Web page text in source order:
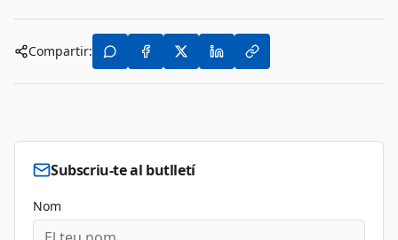
Compartir:
Subscriu-te al butlletí
Nom